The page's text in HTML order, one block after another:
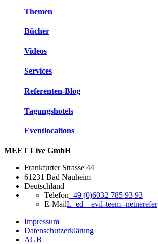
Themen
Bücher
Videos
Services
Referenten-Blog
Tagungshotels
Eventlocations
MEET Live GmbH
Frankfurter Strasse 44
61231 Bad Nauheim
Deutschland
Telefon+49 (0)6032 785 93 93
E-MailL_ed__evil-teem--netnerefer
Impressum
Datenschutzerklärung
AGB